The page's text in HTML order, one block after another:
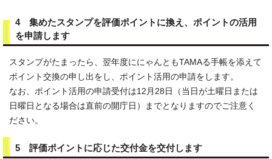
4 集めたスタンプを評価ポイントに換え、ポイントの活用
を申請します
スタンプがたまったら、翌年度ににゃんともTAMAる手帳を添えて
ポイント交換の申し出をし、ポイント活用の申請をします。
なお、ポイント活用の申請受付は12月28日（当日が土曜日または
日曜日となる場合は直前の開庁日）までとなりますのでご注意く
ださい。
5 評価ポイントに応じた交付金を交付します